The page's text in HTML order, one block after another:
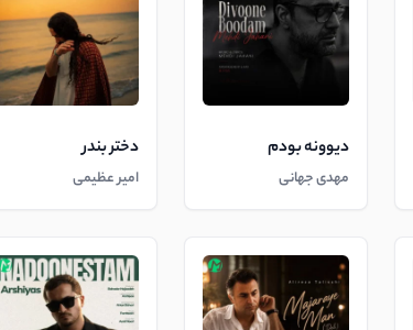
دیوونه بودم
مهدی جهانی
دختر بندر
امیر عظیمی